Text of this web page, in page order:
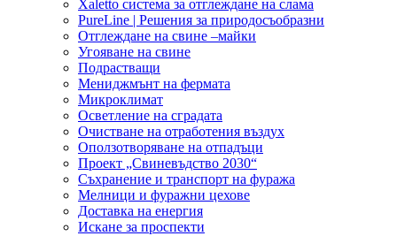
Xaletto система за отглеждане на слама
PureLine | Решения за природосъобразни
Отглеждане на свине –майки
Угояване на свине
Подрастващи
Мениджмънт на фермата
Микроклимат
Осветление на сградата
Очистване на отработения въздух
Оползотворяване на отпадъци
Проект „Свиневъдство 2030“
Съхранение и транспорт на фуража
Мелници и фуражни цехове
Доставка на енергия
Искане за проспекти